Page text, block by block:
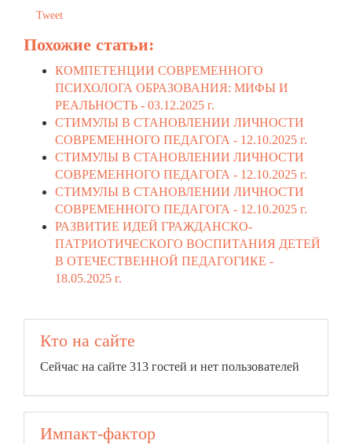
Tweet
Похожие статьи:
КОМПЕТЕНЦИИ СОВРЕМЕННОГО
ПСИХОЛОГА ОБРАЗОВАНИЯ: МИФЫ И
РЕАЛЬНОСТЬ - 03.12.2025 г.
СТИМУЛЫ В СТАНОВЛЕНИИ ЛИЧНОСТИ
СОВРЕМЕННОГО ПЕДАГОГА - 12.10.2025 г.
СТИМУЛЫ В СТАНОВЛЕНИИ ЛИЧНОСТИ
СОВРЕМЕННОГО ПЕДАГОГА - 12.10.2025 г.
СТИМУЛЫ В СТАНОВЛЕНИИ ЛИЧНОСТИ
СОВРЕМЕННОГО ПЕДАГОГА - 12.10.2025 г.
РАЗВИТИЕ ИДЕЙ ГРАЖДАНСКО-
ПАТРИОТИЧЕСКОГО ВОСПИТАНИЯ ДЕТЕЙ
В ОТЕЧЕСТВЕННОЙ ПЕДАГОГИКЕ -
18.05.2025 г.
Кто на сайте
Сейчас на сайте 313 гостей и нет пользователей
Импакт-фактор